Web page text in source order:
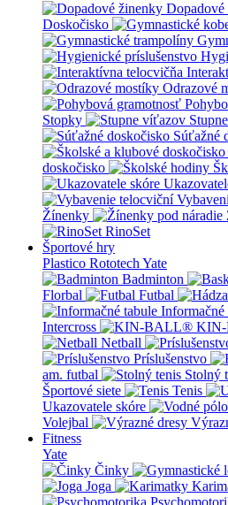
Doskočisko
Odrazové
Stopky
Súťažné
doskočisko
Žínenky
RinoSet
Športové hry
Plastico Rototech Yate
Badminton
Florbal
Futbal
Informačné
Intercross
Netball
Príslušenstvo
am. futbal
Stolný
Športové siete
Tenis
Ukazovatele skóre
Volejbal
Fitness
Yate
Činky
Joga